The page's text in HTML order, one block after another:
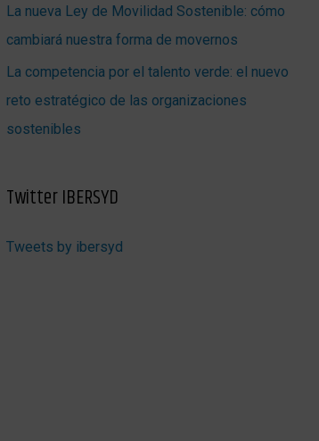
La nueva Ley de Movilidad Sostenible: cómo
cambiará nuestra forma de movernos
La competencia por el talento verde: el nuevo
reto estratégico de las organizaciones
sostenibles
Twitter IBERSYD
Tweets by ibersyd